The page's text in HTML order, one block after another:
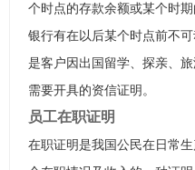
个时点的存款余额或某个时
银行有在以后某个时点前不
是客户因出国留学、探亲、
需要开具的资信证明。
员工在职证明
在职证明是我国公民在日常